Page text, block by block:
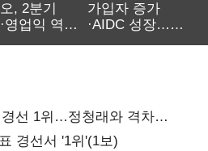
, 2분기
영업익 역대
가입자 증가
·AIDC 성장…
선 1위…정청래와 격차
경선서 '1위'(1보)